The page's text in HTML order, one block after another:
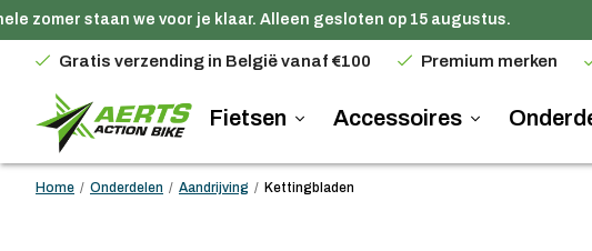
zomer staan we voor je klaar. Alleen gesloten op 15 augustus.
Gratis verzending in België vanaf €100 Premium merken
Fietsen Accessoires
Home / Onderdelen / Aandrijving / Kettingbladen